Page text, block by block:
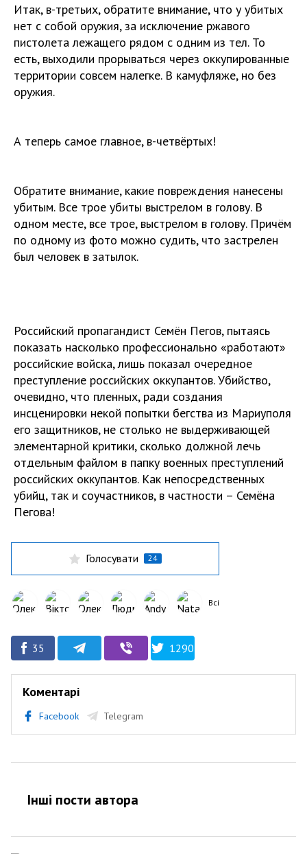
Итак, в-третьих, обратите внимание, что у убитых
нет с собой оружия, за исключение ржавого
пистолета лежащего рядом с одним из тел. То
есть, выходили прорываться через оккупированные
территории совсем налегке. В камуфляже, но без
оружия.
А теперь самое главное, в-четвёртых!
Обратите внимание, какие повреждения нанесены
убитым. Все трое убиты выстрелом в голову. В
одном месте, все трое, выстрелом в голову. Причём
по одному из фото можно судить, что застрелен
был человек в затылок.
Российский пропагандист Семён Пегов, пытаясь
показать насколько профессионально «работают»
российские войска, лишь показал очередное
преступление российских оккупантов. Убийство,
очевидно, что пленных, ради создания
инсценировки некой попытки бегства из Мариуполя
его защитников, не столько не выдерживающей
элементарной критики, сколько должной лечь
отдельным файлом в папку военных преступлений
российских оккупантов. Как непосредственных
убийц, так и соучастников, в частности – Семёна
Пегова!
Голосувати 24
Всі
35 1290
Коментарі
Facebook Telegram
Інші пости автора